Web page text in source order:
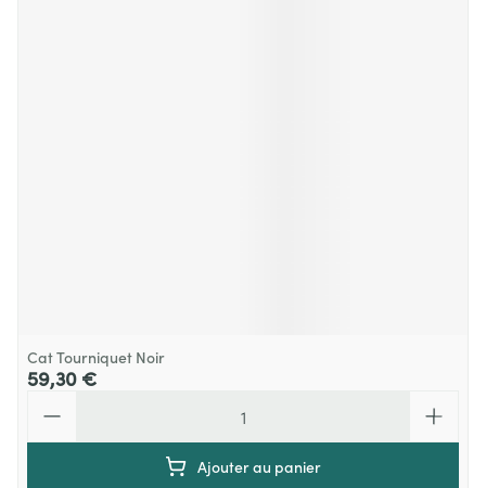
Cat Tourniquet Noir
59,30 €
Ajouter au panier